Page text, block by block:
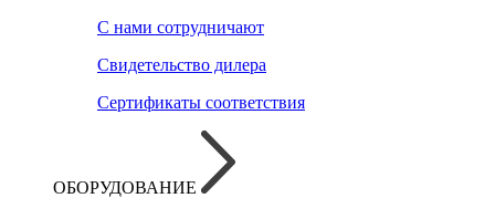
С нами сотрудничают
Свидетельство дилера
Сертификаты соответствия
ОБОРУДОВАНИЕ